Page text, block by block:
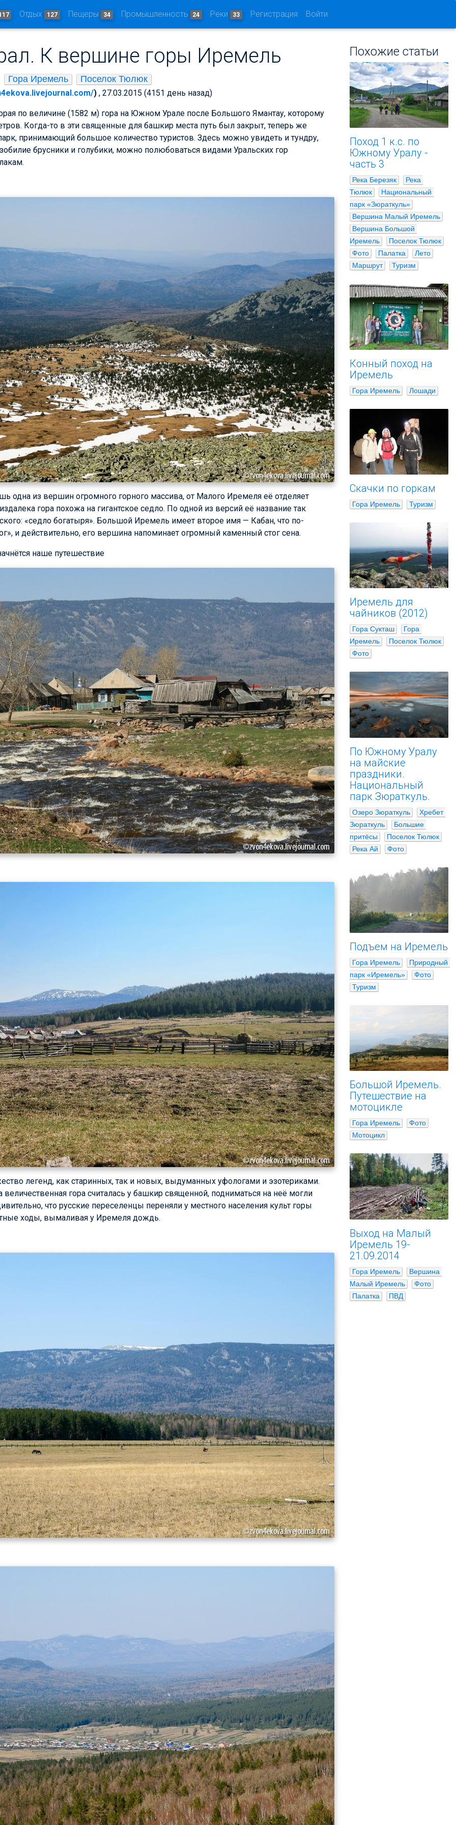
Отдых 127 Пещеры 34 Промышленность 24 Реки 33 Регистрация Войти
К вершине горы Иремель
Гора Иремель Поселок Тюлюк
) , 27.03.2015 (4151 день назад)
по величине (1582 м) гора на Южном Урале после Большого Ямантау, которому
Когда-то в эти священные для башкир места путь был закрыт, теперь же
принимающий большое количество туристов. Здесь можно увидеть и тундру,
брусники и голубики, можно полюбоваться видами Уральских гор
одна из вершин огромного горного массива, от Малого Иремеля её отделяет
гора похожа на гигантское седло. По одной из версий её название так
«седло богатыря». Большой Иремель имеет второе имя — Кабан, что по-
и действительно, его вершина напоминает огромный каменный стог сена.
наше путешествие
легенд, как старинных, так и новых, выдуманных уфологами и эзотериками.
величественная гора считалась у башкир священной, подниматься на неё могли
что русские переселенцы переняли у местного населения культ горы
ходы, вымаливая у Иремеля дождь.
Похожие статьи
Поход 1 к.с. по
Южному Уралу -
часть 3
Река Березяк
Река
Тюлюк
Национальный
парк «Зюраткуль»
Вершина Малый Иремель
Вершина Большой
Иремель
Поселок Тюлюк
Фото
Палатка
Лето
Маршрут
Туризм
Конный поход на
Иремель
Гора Иремель Лошади
Скачки по горкам
Гора Иремель Туризм
Иремель для
чайников (2012)
Гора Сукташ
Гора
Иремель
Поселок Тюлюк
Фото
По Южному Уралу
на майские
праздники.
Национальный
парк Зюраткуль.
Озеро Зюраткуль
Хребет
Зюраткуль
Большие
притёсы
Поселок Тюлюк
Река Ай
Фото
Подъем на Иремель
Гора Иремель
Природный
парк «Иремель»
Фото
Туризм
Большой Иремель.
Путешествие на
мотоцикле
Гора Иремель
Фото
Мотоцикл
Выход на Малый
Иремель 19-
21.09.2014
Гора Иремель
Вершина
Малый Иремель
Фото
Палатка
ПВД